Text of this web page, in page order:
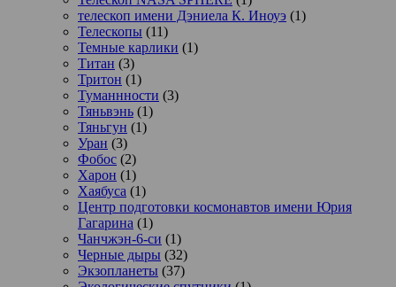
телескоп имени Дэниела К. Иноуэ (1)
Телескопы (11)
Темные карлики (1)
Титан (3)
Тритон (1)
Туманнности (3)
Тяньвэнь (1)
Тяньгун (1)
Уран (3)
Фобос (2)
Харон (1)
Хаябуса (1)
Центр подготовки космонавтов имени Юрия
Гагарина (1)
Чанчжэн-6-си (1)
Черные дыры (32)
Экзопланеты (37)